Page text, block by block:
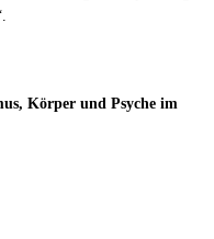
Körper und Psyche im